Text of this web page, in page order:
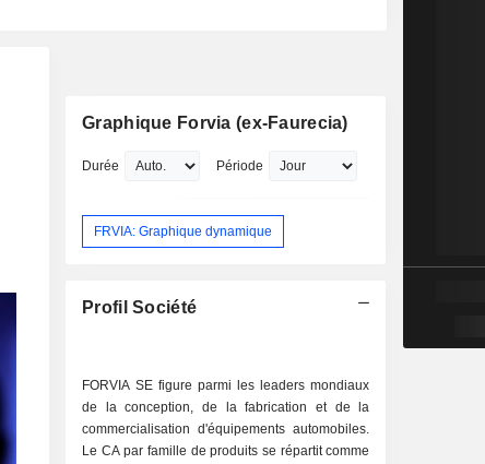
Graphique Forvia (ex-Faurecia)
Durée Période
FRVIA: Graphique dynamique
Profil Société
FORVIA SE figure parmi les leaders mondiaux
de la conception, de la fabrication et de la
commercialisation d'équipements automobiles.
Le CA par famille de produits se répartit comme